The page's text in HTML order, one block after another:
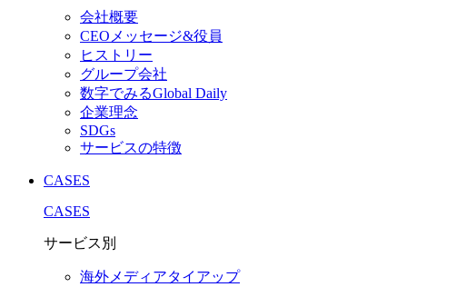
会社概要
CEOメッセージ&役員
ヒストリー
グループ会社
数字でみるGlobal Daily
企業理念
SDGs
サービスの特徴
CASES
CASES
サービス別
海外メディアタイアップ